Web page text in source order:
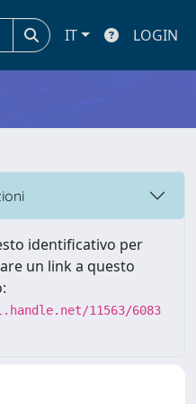
IT LOGIN
identificativo per
un link a questo
11563/6083